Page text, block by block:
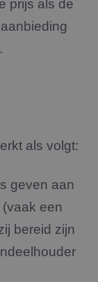
prijs als de
als volgt:
geven aan
een
bereid zijn